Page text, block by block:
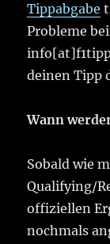
Tippabgabe
Probleme
deinen Tipp
Wann
Sobald wie
Qualifying/
offiziellen
nochmals